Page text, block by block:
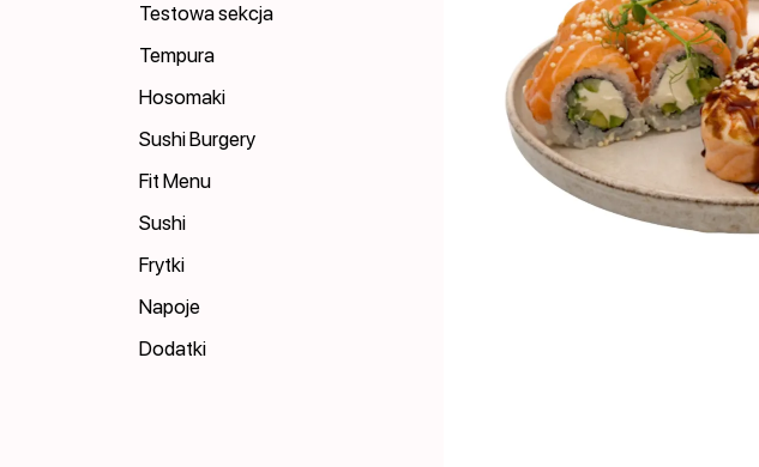
Testowa sekcja
Tempura
Hosomaki
Sushi Burgery
Fit Menu
Sushi
Frytki
Napoje
Dodatki